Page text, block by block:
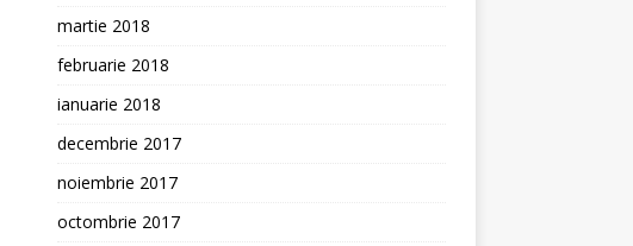
martie 2018
februarie 2018
ianuarie 2018
decembrie 2017
noiembrie 2017
octombrie 2017